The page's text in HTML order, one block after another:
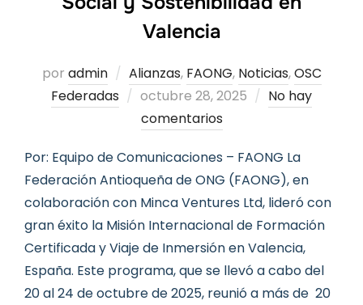
Valencia
por admin Alianzas, FAONG, Noticias,OSC
Federadas
Publicado
el
octubre 28, 2025
No hay
comentarios
Por: Equipo de Comunicaciones – FAONG La
Federación Antioqueña de ONG (FAONG), en
colaboración con Minca Ventures Ltd, lideró con
gran éxito la Misión Internacional de Formación
Certificada y Viaje de Inmersión en Valencia,
España. Este programa, que se llevó a cabo del
20 al 24 de octubre de 2025, reunió a más de 20